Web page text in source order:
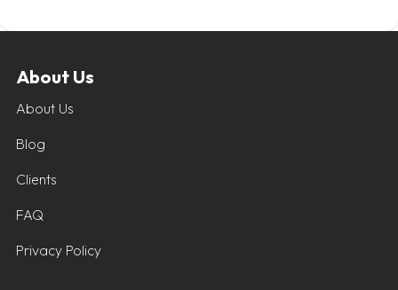
About Us
About Us
Blog
Clients
FAQ
Privacy Policy